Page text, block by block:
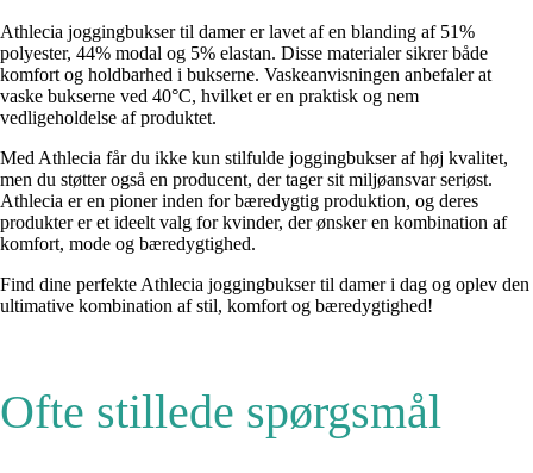
Athlecia joggingbukser til damer er lavet af en blanding af 51%
polyester, 44% modal og 5% elastan. Disse materialer sikrer både
komfort og holdbarhed i bukserne. Vaskeanvisningen anbefaler at
vaske bukserne ved 40°C, hvilket er en praktisk og nem
vedligeholdelse af produktet.
Med Athlecia får du ikke kun stilfulde joggingbukser af høj kvalitet,
men du støtter også en producent, der tager sit miljøansvar seriøst.
Athlecia er en pioner inden for bæredygtig produktion, og deres
produkter er et ideelt valg for kvinder, der ønsker en kombination af
komfort, mode og bæredygtighed.
Find dine perfekte Athlecia joggingbukser til damer i dag og oplev den
ultimative kombination af stil, komfort og bæredygtighed!
Ofte stillede spørgsmål